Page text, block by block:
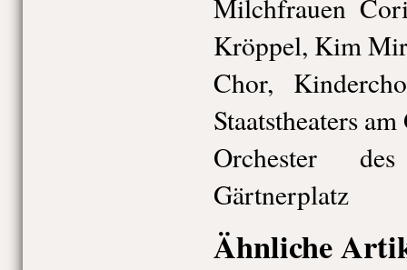
Milchfrauen
Kröppel, Kim
Chor,
Staatstheaters
Orchester
Gärtnerplatz
Ähnliche